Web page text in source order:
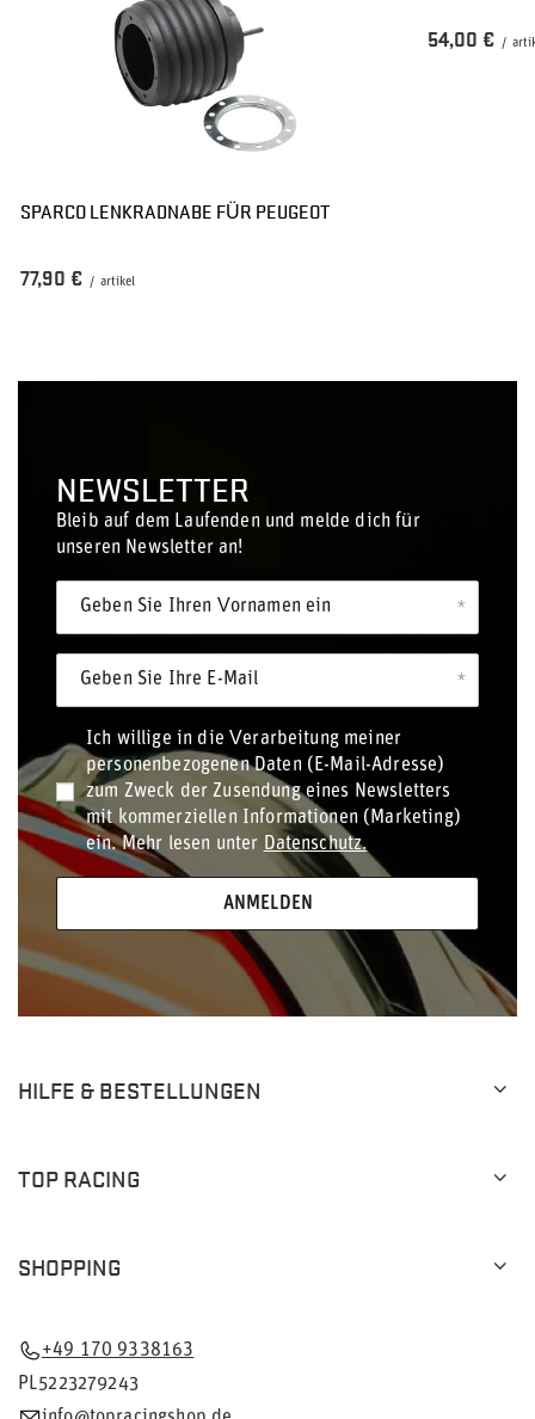
SPARCO LENKRADNABE FÜR PEUGEOT
77,90 € / artikel
54,00 € /
NEWSLETTER
Bleib auf dem Laufenden und melde dich für
unseren Newsletter an!
Geben Sie Ihren Vornamen ein
Geben Sie Ihre E-Mail
Ich willige in die Verarbeitung meiner
personenbezogenen Daten (E-Mail-Adresse)
zum Zweck der Zusendung eines Newsletters
mit kommerziellen Informationen (Marketing)
ein. Mehr lesen unter Datenschutz.
ANMELDEN
HILFE & BESTELLUNGEN
TOP RACING
SHOPPING
+49 170 9338163
PL5223279243